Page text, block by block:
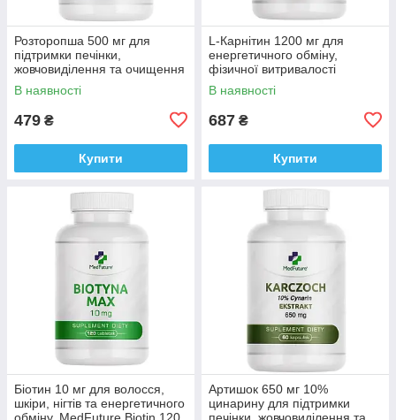
Розторопша 500 мг для
підтримки печінки,
жовчовиділення та очищення
організму, Medfuture Milk
Thistle 60 капсул Доставка з
В наявності
479 ₴
Купити
L-Карнітин 1200 мг для
енергетичного обміну,
фізичної витривалості
Medfuture L-Carnitine Max
1200 mg, 60 таблеток
В наявності
687 ₴
Купити
Біотин 10 мг для волосся,
шкіри, нігтів та енергетичного
обміну, MedFuture Biotin 120
Артишок 650 мг 10%
цинарину для підтримки
печінки, жовчовиділення та